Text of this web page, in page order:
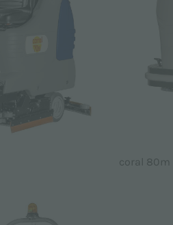
coral 80m II